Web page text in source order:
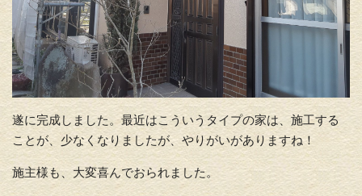
遂に完成しました。最近はこういうタイプの家は、施工する
ことが、少なくなりましたが、やりがいがありますね！
施主様も、大変喜んでおられました。